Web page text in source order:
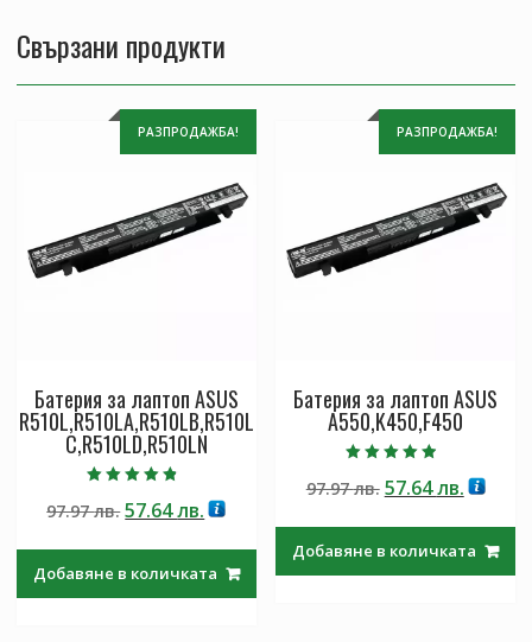
Свързани продукти
РАЗПРОДАЖБА!
Батерия за лаптоп ASUS
R510L,R510LA,R510LB,R510L
C,R510LD,R510LN
4.50
от 5
97.97лв.Original
97.97 лв..
57.64лв.Текущата
57.64 лв..
Добавяне в количката
РАЗПРОДАЖБА!
Батерия за лаптоп ASUS
A550,K450,F450
4.50
от 5
97.97лв. Original
97.97 лв..
57.64лв.
57.64
Добавяне в количката